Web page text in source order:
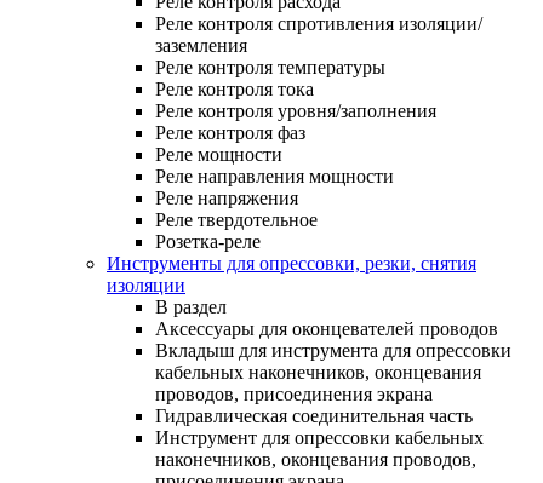
Реле контроля спротивления изоляции/
заземления
Реле контроля температуры
Реле контроля тока
Реле контроля уровня/заполнения
Реле контроля фаз
Реле мощности
Реле направления мощности
Реле напряжения
Реле твердотельное
Розетка-реле
Инструменты для опрессовки, резки, снятия
изоляции
В раздел
Аксессуары для оконцевателей проводов
Вкладыш для инструмента для опрессовки
кабельных наконечников, оконцевания
проводов, присоединения экрана
Гидравлическая соединительная часть
Инструмент для опрессовки кабельных
наконечников, оконцевания проводов,